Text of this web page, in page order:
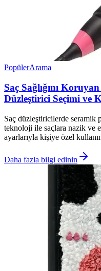
PopülerArama
Saç Sağlığını
Düzleştirici Seçimi ve
Saç düzleştiricilerde seramik
teknoloji ile saçlara nazik ve
ayarlarıyla kişiye özel
Daha fazla bilgi edinin